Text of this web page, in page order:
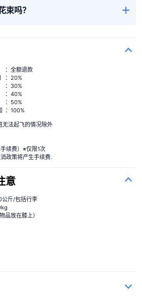
束吗？
：全额退款
：20%
：30%
：40%
：50%
：100%
无法起飞的情况除外
续费）※仅限1次
政策将产生手续费.
意
公斤/包括行李
品放在膝上）